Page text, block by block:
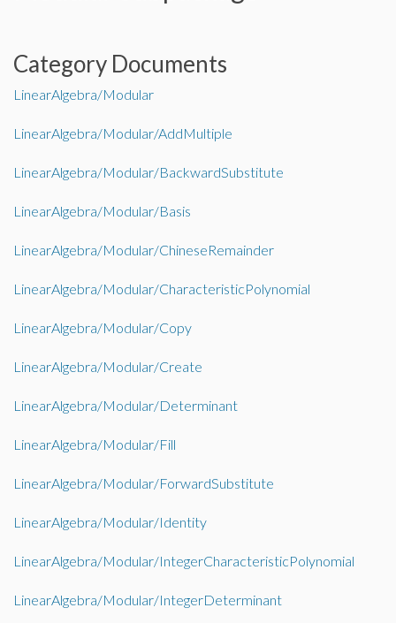
Category Documents
LinearAlgebra/Modular
LinearAlgebra/Modular/AddMultiple
LinearAlgebra/Modular/BackwardSubstitute
LinearAlgebra/Modular/Basis
LinearAlgebra/Modular/ChineseRemainder
LinearAlgebra/Modular/CharacteristicPolynomial
LinearAlgebra/Modular/Copy
LinearAlgebra/Modular/Create
LinearAlgebra/Modular/Determinant
LinearAlgebra/Modular/Fill
LinearAlgebra/Modular/ForwardSubstitute
LinearAlgebra/Modular/Identity
LinearAlgebra/Modular/IntegerCharacteristicPolynomial
LinearAlgebra/Modular/IntegerDeterminant